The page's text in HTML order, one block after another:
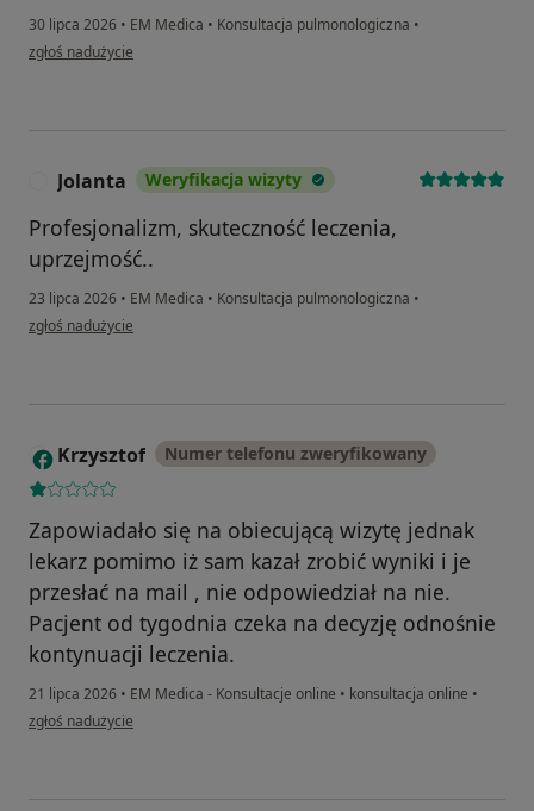
30 lipca 2026 • EM Medica • Konsultacja pulmonologiczna •
w opinii użytkownika Sebatian
zgłoś nadużycie
Jolanta Weryfikacja wizyty
Profesjonalizm, skuteczność leczenia,
uprzejmość..
23 lipca 2026 • EM Medica • Konsultacja pulmonologiczna •
w opinii użytkownika Jolanta
zgłoś nadużycie
K Krzysztof Numer telefonu zweryfikowany
Zapowiadało się na obiecującą wizytę jednak
lekarz pomimo iż sam kazał zrobić wyniki i je
przesłać na mail , nie odpowiedział na nie.
Pacjent od tygodnia czeka na decyzję odnośnie
kontynuacji leczenia.
21 lipca 2026 • EM Medica - Konsultacje online • konsultacja online •
w opinii użytkownika Krzysztof
zgłoś nadużycie